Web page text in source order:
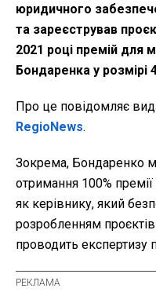
юридичного
та зареєстрував
2021 році премій для
Бондаренка у розмірі
Про це повідомляє
RegioNews.
Зокрема, Бондаренко
отримання 100%
як керівнику, який
розробленням
проводить експертизу